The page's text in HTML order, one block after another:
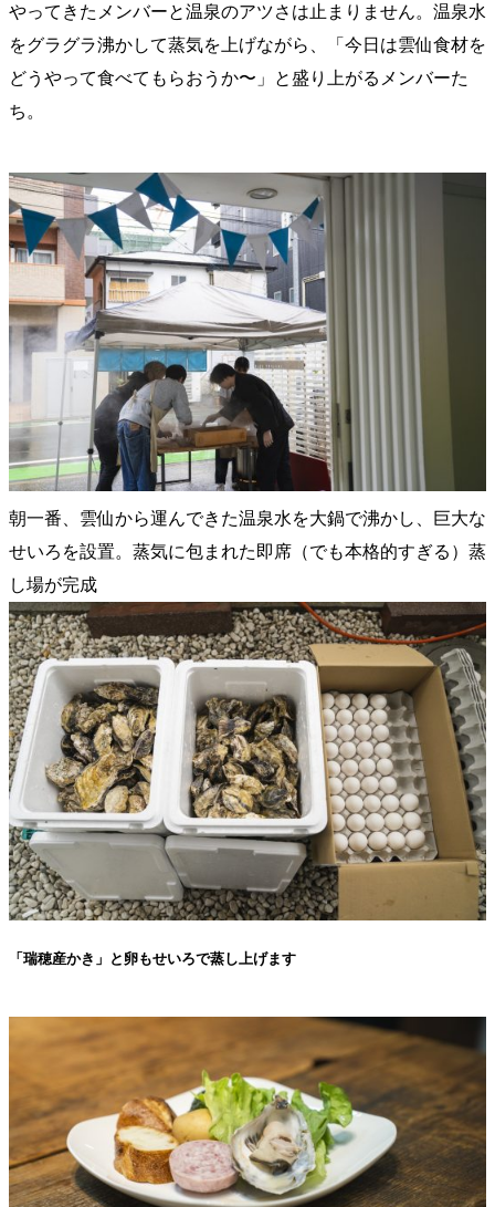
やってきたメンバーと温泉のアツさは止まりません。温泉水
をグラグラ沸かして蒸気を上げながら、「今日は雲仙食材を
どうやって食べてもらおうか〜」と盛り上がるメンバーた
ち。
朝一番、雲仙から運んできた温泉水を大鍋で沸かし、巨大な
せいろを設置。蒸気に包まれた即席（でも本格的すぎる）蒸
し場が完成
「瑞穂産かき」と卵もせいろで蒸し上げます